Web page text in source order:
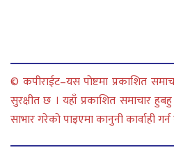
© कपीराईट–यस पोष्टमा प्रकाशित
सुरक्षीत छ । यहाँ प्रकाशित समाचार
साभार गरेको पाइएमा कानुनी कार्वाही